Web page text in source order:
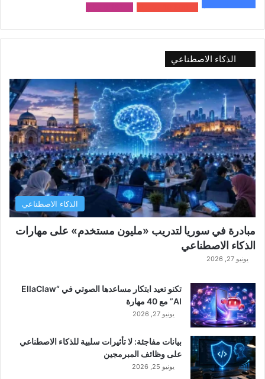
الذكاء الاصطناعي
الذكاء الاصطناعي
مبادرة في سوريا لتدريب «مليون مستخدم» على مهارات
الذكاء الاصطناعي
يونيو 27, 2026
تكنو تعيد ابتكار مساعدها الصوتي في “EllaClaw
AI” مع 40 مهارة
يونيو 27, 2026
بيانات مفاجئة: لا تأثيرات سلبية للذكاء الاصطناعي
على وظائف المبرمجين
يونيو 25, 2026